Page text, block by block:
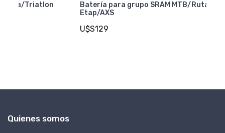
Batería para grupo SRAM MTB/Ruta/Triatlon
Quienes somos